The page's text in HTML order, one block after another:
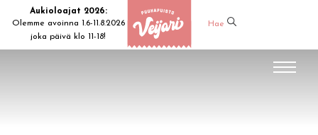
Aukioloajat 2026:
Olemme avoinna 1.6-11.8.2026
joka päivä klo 11-18!
Hae